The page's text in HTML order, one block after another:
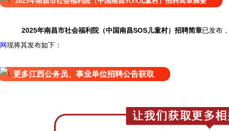
2025年南昌市社会福利院（中国南昌SOS儿童村）招聘简章已发布，
网现将其发布如下：
更多江西公务员、事业单位招聘公告获取